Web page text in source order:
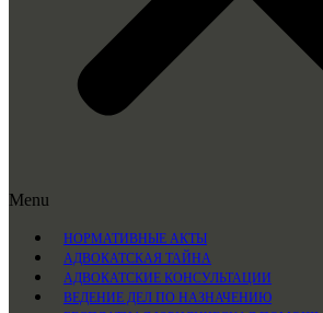
Menu
НОРМАТИВНЫЕ АКТЫ
АДВОКАТСКАЯ ТАЙНА
АДВОКАТСКИЕ КОНСУЛЬТАЦИИ
ВЕДЕНИЕ ДЕЛ ПО НАЗНАЧЕНИЮ